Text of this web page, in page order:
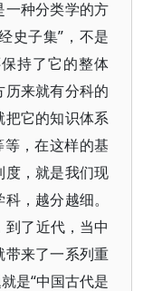
种分类学的方
史子集”，不是
持了它的整体
来就有分科的
它的知识体系
，在这样的基
，就是我们现
，越分越细。
了近代，当中
带来了一系列重
是“中国古代是